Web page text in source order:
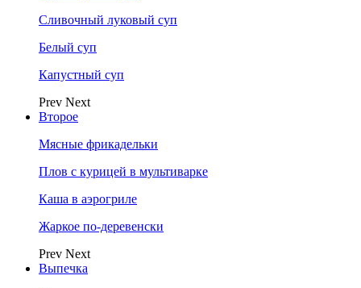
Сливочный луковый суп
Белый суп
Капустный суп
Prev Next
Второе
Мясные фрикадельки
Плов с курицей в мультиварке
Каша в аэрогриле
Жаркое по-деревенски
Prev Next
Выпечка